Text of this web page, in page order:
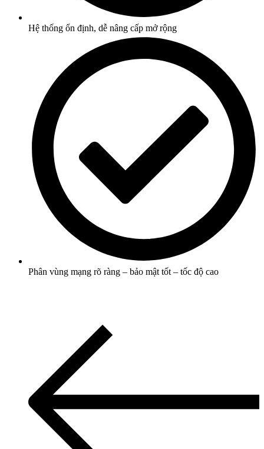
Hệ thống ổn định, dễ nâng cấp mở rộng
Phân vùng mạng rõ ràng – bảo mật tốt – tốc độ cao